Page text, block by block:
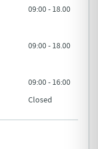
09:00 - 18.00
09:00 - 18.00
09:00 - 16:00
Closed